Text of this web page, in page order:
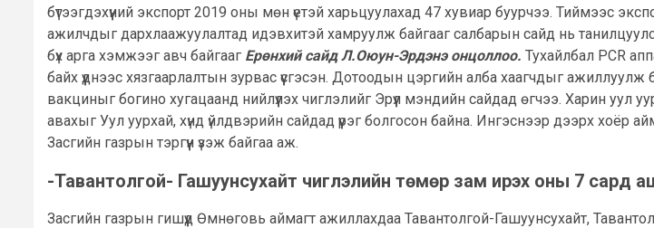
бүтээгдэхүүний экспорт 2019 оны мөн үетэй харьцуулахад 47 хувиар буурчээ. Тиймээс
ажилчдыг дархлаажуулалтад идэвхитэй хамруулж байгааг салбарын сайд нь
бүх арга хэмжээг авч байгааг Ерөнхий сайд Л.Оюун-Эрдэнэ онцоллоо. Тухайлбал PCR
байх үүднээс хязгаарлалтын зурвас үүсгэсэн. Дотоодын цэргийн алба хаагчдыг
вакциныг богино хугацаанд нийлүүлэх чиглэлийг Эрүүл мэндийн сайдад өгчээ. Харин уул
авахыг Уул уурхай, хүнд үйлдвэрийн сайдад үүрэг болгосон байна. Ингэснээр дээрх
Засгийн газрын тэргүүн үзэж байгаа аж.
-Тавантолгой- Гашуунсухайт чиглэлийн төмөр зам ирэх оны 7 сард
Засгийн газрын гишүүд Өмнөговь аймагт ажиллахдаа Тавантолгой-Гашуунсухайт,